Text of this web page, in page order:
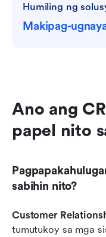
Humiling ng
Makipag-
Ano ang
papel nito
sabihin nito?
Customer
tumutukoy sa mga